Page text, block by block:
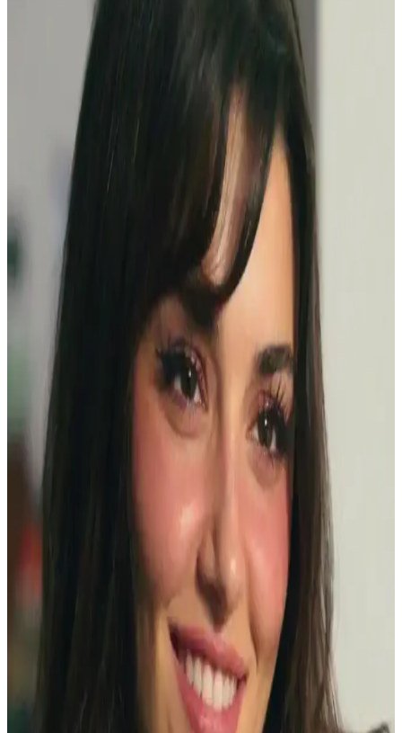
Doğal Görünüm İçin En İyi Hafif Maskara
Seçenekleri ve Kullanım İpuçları
Doğal görünümlü maskaralar, hafif ve su bazlı formülleriyle günlük
kullanımda kirpiklere hacim ve uzunluk kazandırır, doğal kıvrımı
korur. İnce fırçalar ve doğru uygulama teknikleriyle gözlerinize
doğal çekicilik katın.
Gece Şıklığını Tamamlayan Göz Makyajı Teknikleri
ve Uygulama İpuçları
Göz makyajı, gece şıklığını artıran temel detaydır. Koyu renkler,
parlak detaylar ve doğru tekniklerle etkileyici ve kalıcı bir görünüm
yakalayabilirsiniz.
Dolgun ve Çekici Kirpikler İçin Maskara Seçimi ve
Kullanım Teknikleri
Doğru maskara seçimi ve kullanımıyla kirpikleriniz daha dolgun,
uzun ve kıvrık görünür. İçerik ve tekniklere dikkat ederek
makyajınıza canlılık katın.
Göz Makyajında Takma Kirpik Kullanımı ve
Alternatif Yöntemler Üzerine Detaylı İnceleme
Takma kirpikler göz makyajında etkileyici görünüm sağlar ancak
zorunlu değildir. Doğal kirpikler, kirpik kıvırıcılar, maskaralar ve
manyetik kirpikler gibi alternatifler makyajda özgünlük ve konfor
Gece İçin Büyüleyici Göz Makyajı Trendleri ve
Teknikleri Hakkında Kapsamlı Rehber
Gece makyajında etkileyici gözler için teknikler, ürünler ve güncel
trendler detaylı şekilde anlatılıyor. Koyu tonlar ve doğru
uygulamalarla gözlerinizi ön plana çıkarın.
YSL Maskara Valfi Sorunları ve Çözüm Yöntemleri:
Kullanıcı Deneyimi ve İade Süreci